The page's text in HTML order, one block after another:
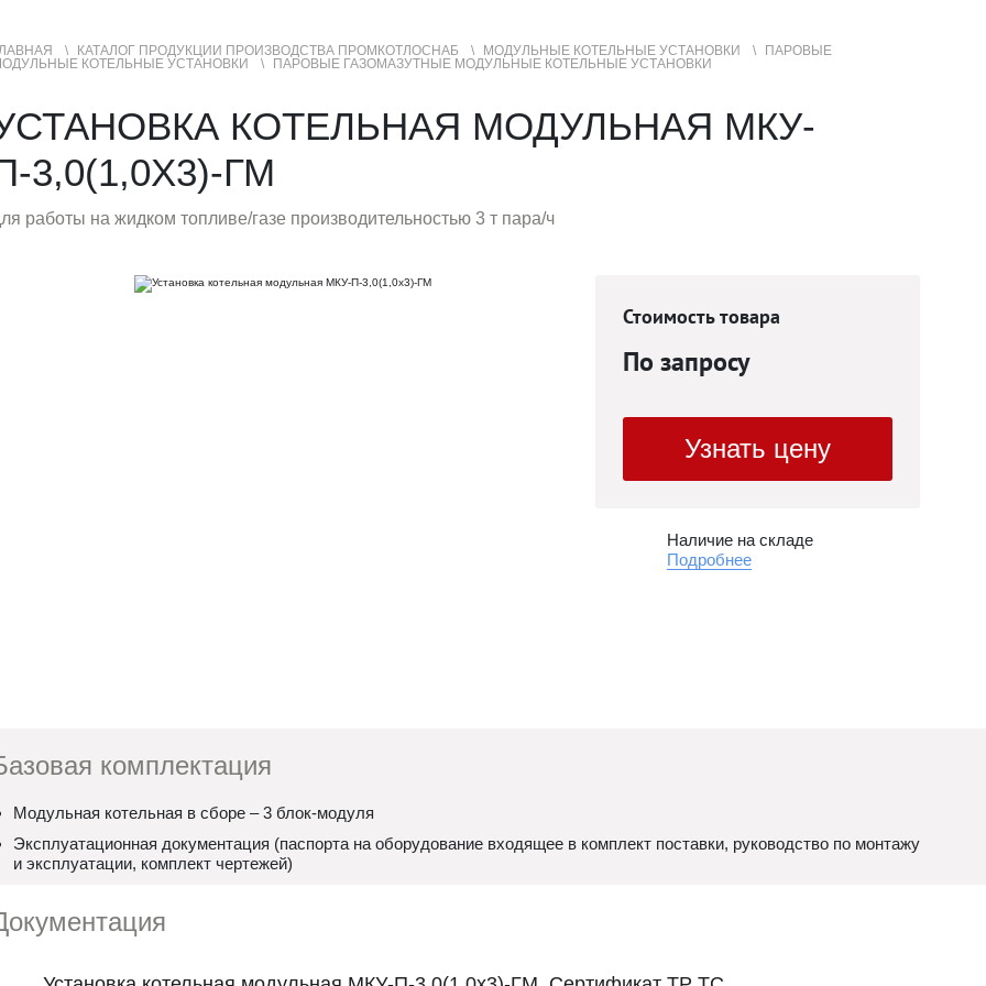
КАТАЛОГ ПРОДУКЦИИ ПРОИЗВОДСТВА ПРОМКОТЛОСНАБ МОДУЛЬНЫЕ КОТЕЛЬНЫЕ УСТАНОВКИ
ПАРОВЫЕ
КОТЕЛЬНЫЕ УСТАНОВКИ
ПАРОВЫЕ ГАЗОМАЗУТНЫЕ МОДУЛЬНЫЕ КОТЕЛЬНЫЕ УСТАНОВКИ
КОТЕЛЬНАЯ МОДУЛЬНАЯ МКУ-
3,0(1,0Х3)-ГМ
работы на жидком топливе/газе производительностью 3 т пара/ч
Стоимость товара
По запросу
Узнать цену
Наличие на складе
Подробнее
комплектация
Модульная котельная в сборе – 3 блок-модуля
Эксплуатационная документация (паспорта на оборудование входящее в комплект поставки, руководство по монтажу
и эксплуатации, комплект чертежей)